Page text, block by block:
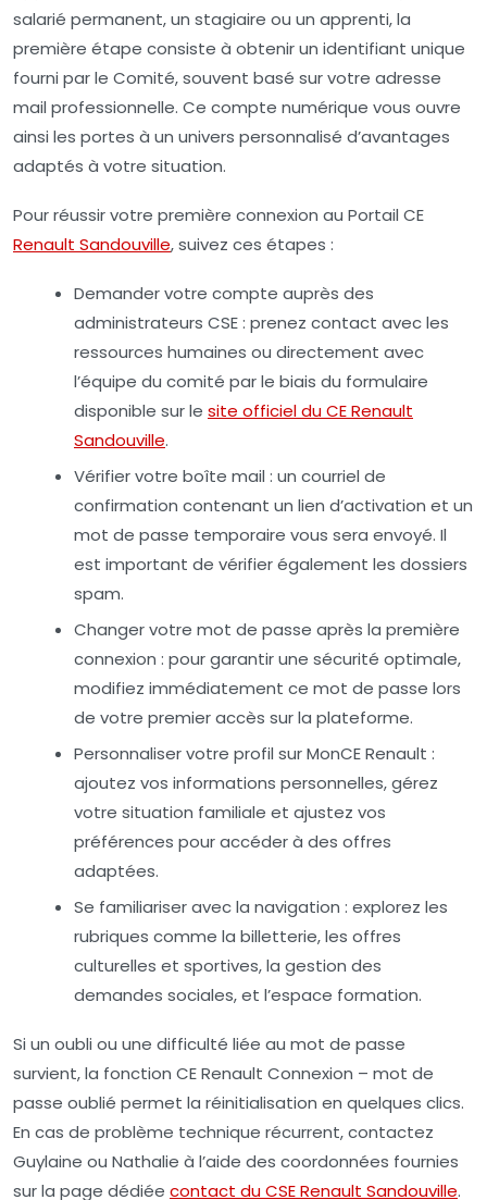
salarié permanent, un stagiaire ou un apprenti, la
première étape consiste à obtenir un identifiant unique
fourni par le Comité, souvent basé sur votre adresse
mail professionnelle. Ce compte numérique vous ouvre
ainsi les portes à un univers personnalisé d’avantages
adaptés à votre situation.
Pour réussir votre première connexion au Portail CE
Renault Sandouville, suivez ces étapes :
Demander votre compte auprès des
administrateurs CSE: prenez contact avec les
ressources humaines ou directement avec
l’équipe du comité par le biais du formulaire
disponible sur le site officiel du CE Renault
Sandouville.
Vérifier votre boîte mail : un courriel de
confirmation contenant un lien d’activation et un
mot de passe temporaire vous sera envoyé. Il
est important de vérifier également les dossiers
spam.
Changer votre mot de passe après la première
connexion : pour garantir une sécurité optimale,
modifiez immédiatement ce mot de passe lors
de votre premier accès sur la plateforme.
Personnaliser votre profil sur MonCE Renault :
ajoutez vos informations personnelles, gérez
votre situation familiale et ajustez vos
préférences pour accéder à des offres
adaptées.
Se familiariser avec la navigation : explorez les
rubriques comme la billetterie, les offres
culturelles et sportives, la gestion des
demandes sociales, et l’espace formation.
Si un oubli ou une difficulté liée au mot de passe
survient, la fonction CE Renault Connexion – mot de
passe oublié permet la réinitialisation en quelques clics.
En cas de problème technique récurrent, contactez
Guylaine ou Nathalie à l’aide des coordonnées fournies
sur la page dédiée contact du CSE Renault Sandouville.